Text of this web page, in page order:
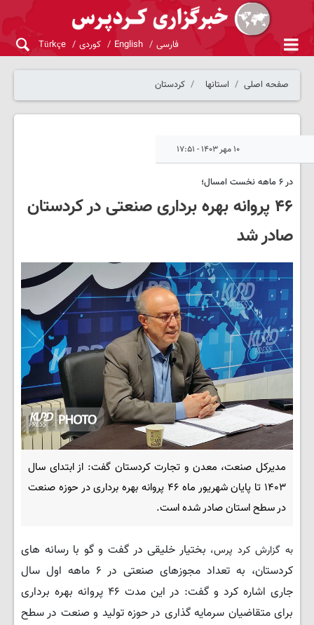
فارسی English کوردی Türkçe
صفحه اصلی استانها کردستان
۱۰ مهر ۱۴۰۳ - ۱۷:۵۱
در ۶ ماهه نخست امسال؛
۴۶ پروانه بهره برداری صنعتی در کردستان
صادر شد
مدیرکل صنعت، معدن و تجارت کردستان گفت: از ابتدای سال
۱۴۰۳ تا پایان شهریور ماه ۴۶ پروانه بهره برداری در حوزه صنعت
در سطح استان صادر شده است.
به گزارش کرد پرس، بختیار خلیقی در گفت و گو با رسانه های
کردستان، به تعداد مجوزهای صنعتی در ۶ ماهه اول سال
جاری اشاره کرد و گفت: در این مدت ۴۶ پروانه بهره برداری
برای متقاضیان سرمایه گذاری در حوزه تولید و صنعت در سطح